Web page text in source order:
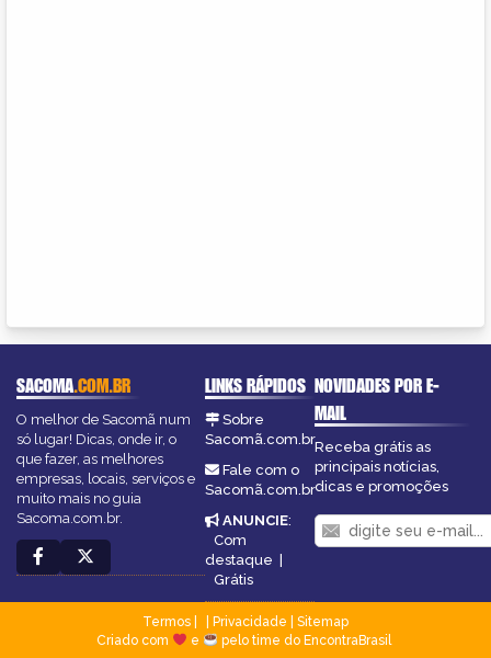
SACOMA.COM.BR
O melhor de Sacomã num
só lugar! Dicas, onde ir, o
que fazer, as melhores
empresas, locais, serviços e
muito mais no guia
Sacoma.com.br.
LINKS RÁPIDOS
Sobre
Sacomã.com.br
Fale com o
Sacomã.com.br
ANUNCIE:
Com
destaque |
Grátis
NOVIDADES POR E-
MAIL
Receba grátis as
principais notícias,
dicas e promoções
Termos Privacidade
Sitemap
Criado com
e pelo time do EncontraBrasil